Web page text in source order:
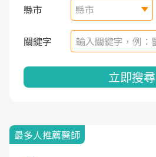
縣市 縣市
關鍵字
立即搜尋
最多人推薦醫師